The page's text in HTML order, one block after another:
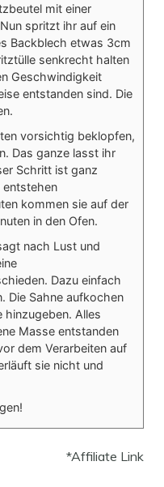
mit einer
spritzt ihr auf ein
Backblech etwas 3cm
senkrecht halten
Geschwindigkeit
entstanden sind. Die
vorsichtig beklopfen,
Das ganze lasst ihr
Schritt ist ganz
kommen sie auf der
in den Ofen.
nach Lust und
Dazu einfach
Die Sahne aufkochen
hinzugeben. Alles
Masse entstanden
dem Verarbeiten auf
sie nicht und
*Affiliate Link